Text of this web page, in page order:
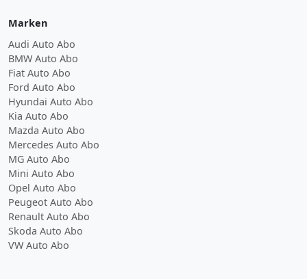
Marken
Audi Auto Abo
BMW Auto Abo
Fiat Auto Abo
Ford Auto Abo
Hyundai Auto Abo
Kia Auto Abo
Mazda Auto Abo
Mercedes Auto Abo
MG Auto Abo
Mini Auto Abo
Opel Auto Abo
Peugeot Auto Abo
Renault Auto Abo
Skoda Auto Abo
VW Auto Abo